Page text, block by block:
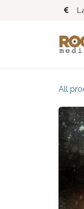
Overslaan naar inhoud
All